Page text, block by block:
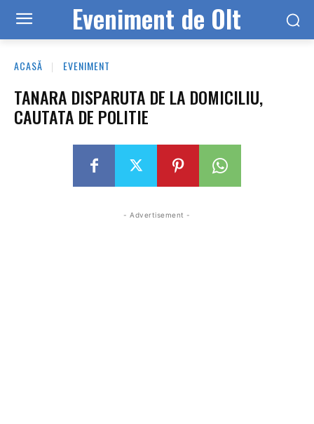
Eveniment de Olt
ACASĂ EVENIMENT
TANARA DISPARUTA DE LA DOMICILIU,
CAUTATA DE POLITIE
- Advertisement -